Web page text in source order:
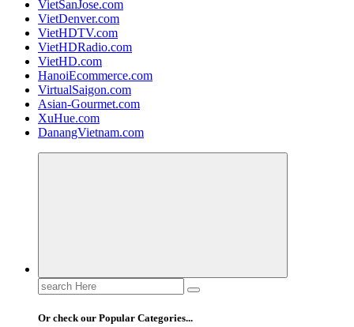
VietSanJose.com
VietDenver.com
VietHDTV.com
VietHDRadio.com
VietHD.com
HanoiEcommerce.com
VirtualSaigon.com
Asian-Gourmet.com
XuHue.com
DanangVietnam.com
Search
for:
Or check our Popular Categories...